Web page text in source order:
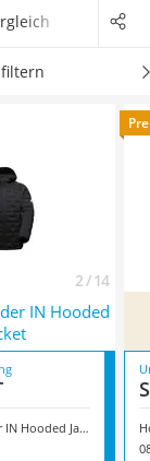
aus. So
2026
2 / 14
IN Hooded
Mammut Sender IN Hooded Jacket